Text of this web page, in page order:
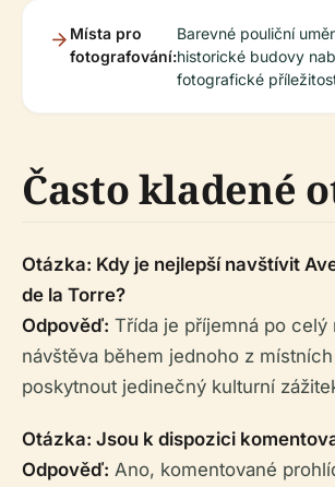
Místa pro
fotografování:
Barevné pouliční
historické budovy
fotografické
Často kladené
Otázka: Kdy je nejlepší navštívit
de la Torre?
Odpověď: Třída je příjemná po celý
návštěva během jednoho z
poskytnout jedinečný kulturní
Otázka: Jsou k dispozici
Odpověď: Ano, komentované